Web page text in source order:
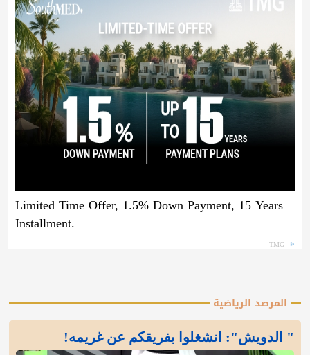
Limited Time Offer, 1.5% Down Payment, 15 Years
Installment.
TMG
المرصد الرياضية
" الدويش": انشغلوا بفريقكم عن غريمه!